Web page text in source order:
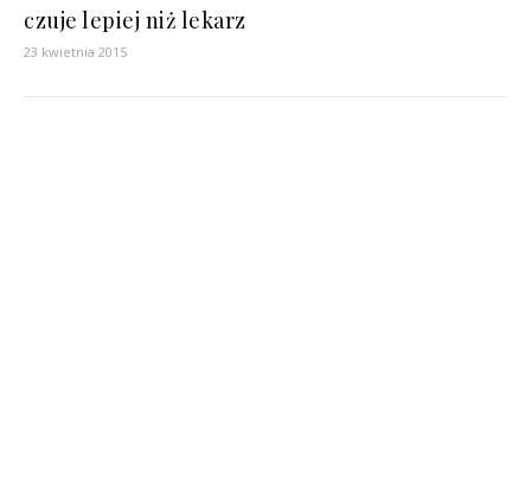
czuje lepiej niż lekarz
23 kwietnia 2015